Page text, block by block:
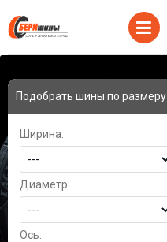
Подобрать шины по размеру
Ширина:
Диаметр:
Ось: